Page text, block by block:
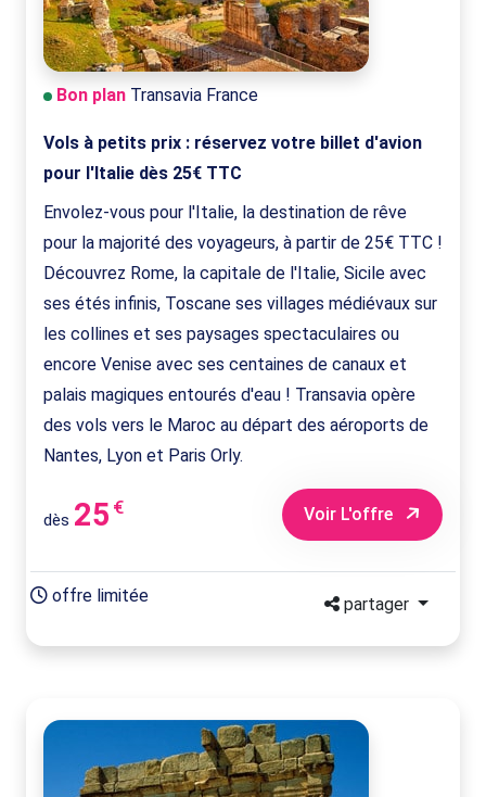
Bon plan Transavia France
Vols à petits prix : réservez votre billet d'avion
pour l'Italie dès 25€ TTC
Envolez-vous pour l'Italie, la destination de rêve
pour la majorité des voyageurs, à partir de 25€ TTC !
Découvrez Rome, la capitale de l'Italie, Sicile avec
ses étés infinis, Toscane ses villages médiévaux sur
les collines et ses paysages spectaculaires ou
encore Venise avec ses centaines de canaux et
palais magiques entourés d'eau ! Transavia opère
des vols vers le Maroc au départ des aéroports de
Nantes, Lyon et Paris Orly.
dès 25 € Voir L'offre
offre limitée partager